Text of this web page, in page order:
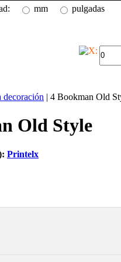
mm
pulgadas
X:
decoración | 4 Bookman Old
Old Style
Printelx